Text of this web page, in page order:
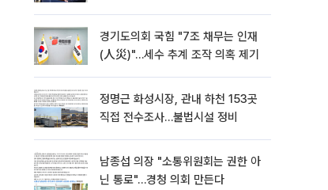
경기도의회 국힘 "7조 채무는 인재
(人災)"…세수 추계 조작 의혹 제기
정명근 화성시장, 관내 하천 153곳
직접 전수조사…불법시설 정비
남종섭 의장 "소통위원회는 권한 아
닌 통로"…경청 의회 만든다